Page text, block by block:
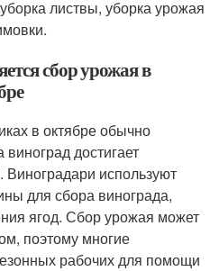
листвы, уборка урожая
сбор урожая в
в октябре обычно
достигает
Виноградари используют
для сбора винограда,
ягод. Сбор урожая может
поэтому многие
рабочих для помощи